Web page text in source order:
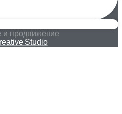
и продвижение
Studio